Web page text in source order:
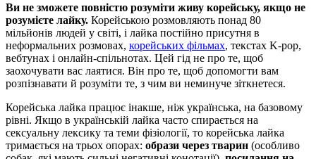
Ви не зможете повністю розуміти живу корейську, якщо не
розумієте лайку. Корейською розмовляють понад 80
мільйонів людей у світі, і лайка постійно присутня в
неформальних розмовах, корейських фільмах, текстах K-pop,
вебтунах і онлайн-спільнотах. Цей гід не про те, щоб
заохочувати вас лаятися. Він про те, щоб допомогти вам
розпізнавати й розуміти те, з чим ви неминуче зіткнетеся.
Корейська лайка працює інакше, ніж українська, на базовому
рівні. Якщо в українській лайка часто спирається на
сексуальну лексику та теми фізіології, то корейська лайка
тримається на трьох опорах: образи через тварин (особливо